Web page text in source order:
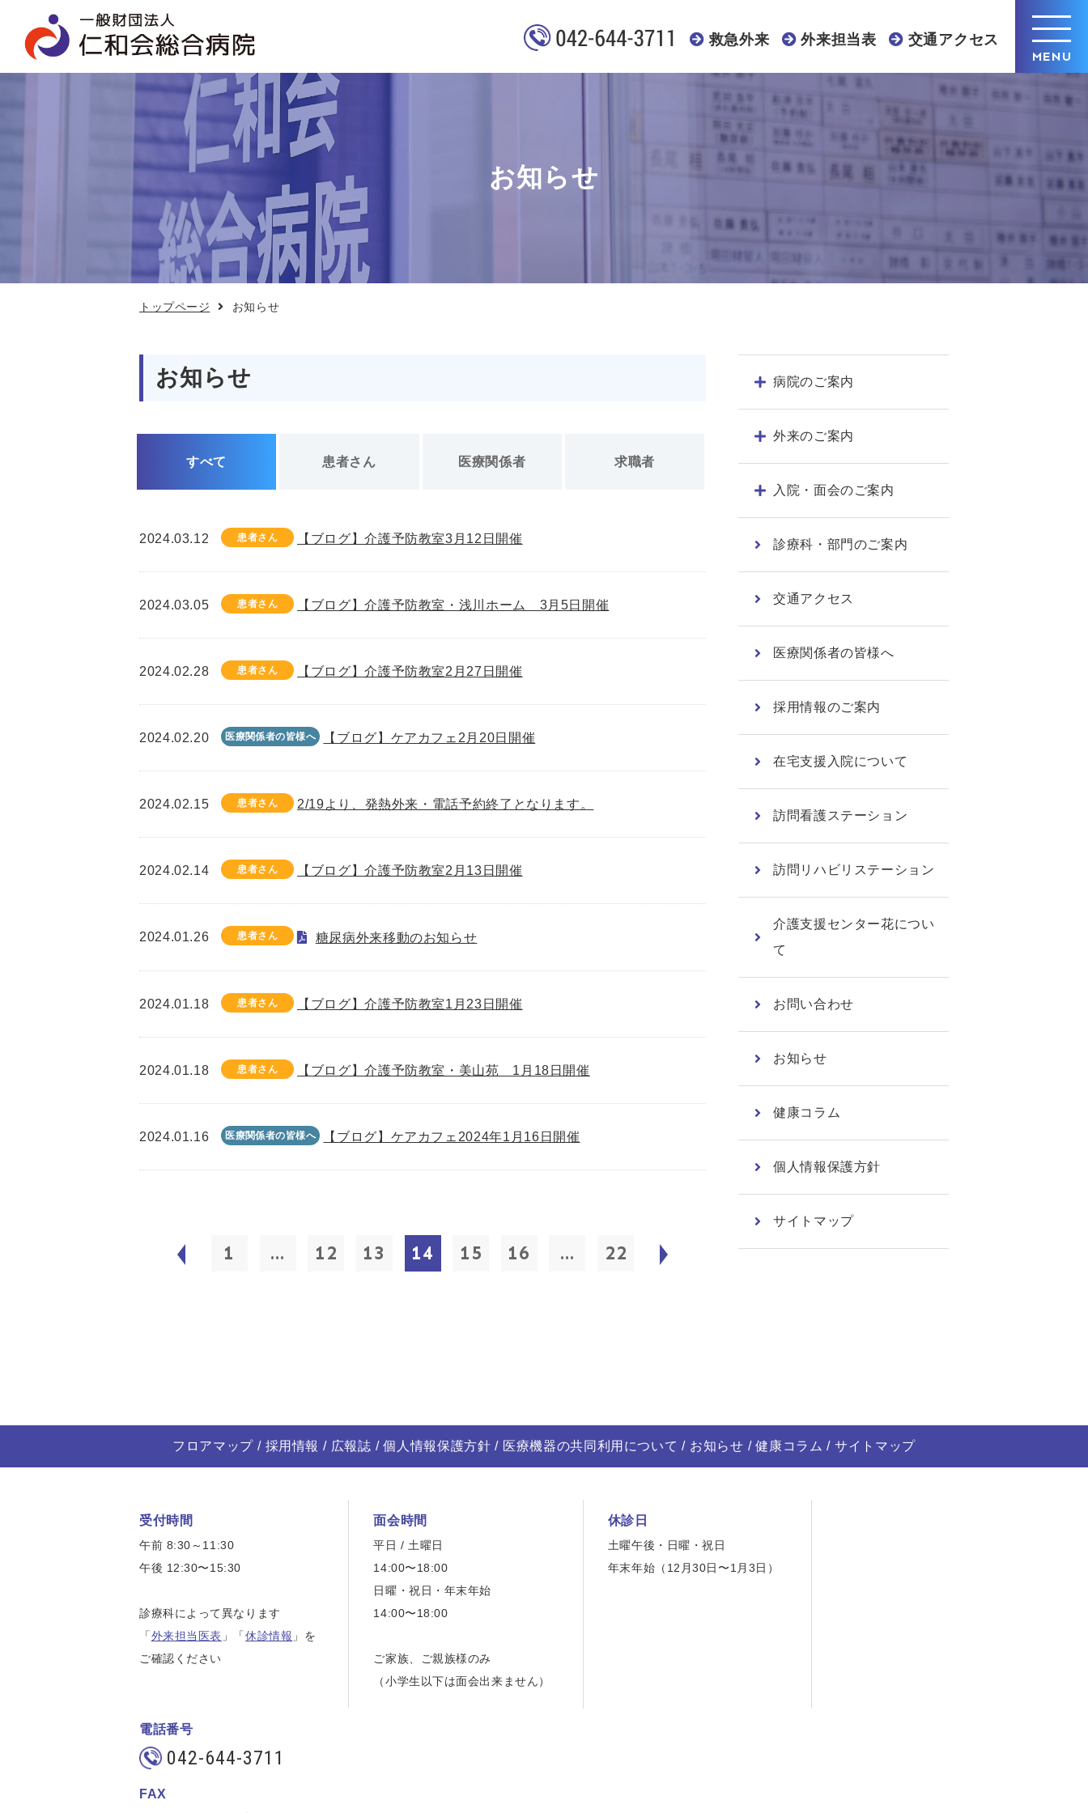
救急外来 外来担当表 交通アクセス
MENU
お知らせ
トップページ お知らせ
お知らせ
すべて 患者さん 医療関係者 求職者
2024.03.12 患者さん 【ブログ】介護予防教室3月12日開催
2024.03.05 患者さん 【ブログ】介護予防教室・浅川ホーム 3月5日開催
2024.02.28 患者さん 【ブログ】介護予防教室2月27日開催
2024.02.20 医療関係者の皆様へ 【ブログ】ケアカフェ2月20日開催
2024.02.15 患者さん 2/19より、発熱外来・電話予約終了となります。
2024.02.14 患者さん 【ブログ】介護予防教室2月13日開催
2024.01.26 患者さん 糖尿病外来移動のお知らせ
2024.01.18 患者さん 【ブログ】介護予防教室1月23日開催
2024.01.18 患者さん 【ブログ】介護予防教室・美山苑 1月18日開催
2024.01.16 医療関係者の皆様へ 【ブログ】ケアカフェ2024年1月16日開催
1 ... 12 13 14 15 16 ... 22
病院のご案内
外来のご案内
入院・面会のご案内
診療科・部門のご案内
交通アクセス
医療関係者の皆様へ
採用情報のご案内
在宅支援入院について
訪問看護ステーション
訪問リハビリステーション
介護支援センター花につい
て
お問い合わせ
お知らせ
健康コラム
個人情報保護方針
サイトマップ
フロアマップ 採用情報 広報誌 個人情報保護方針 医療機器の共同利用について お知らせ 健康コラム サイトマップ
受付時間
午前 8:30～11:30
午後 12:30〜15:30
診療科によって異なります
「外来担当医表 」「休診情報 」を
ご確認ください
面会時間
平日 / 土曜日
14:00〜18:00
日曜・祝日・年末年始
14:00〜18:00
ご家族、ご親族様のみ
（小学生以下は面会出来ません）
休診日
土曜午後・日曜・祝日
年末年始（12月30日〜1月3日）
電話番号
042-644-3711
FAX